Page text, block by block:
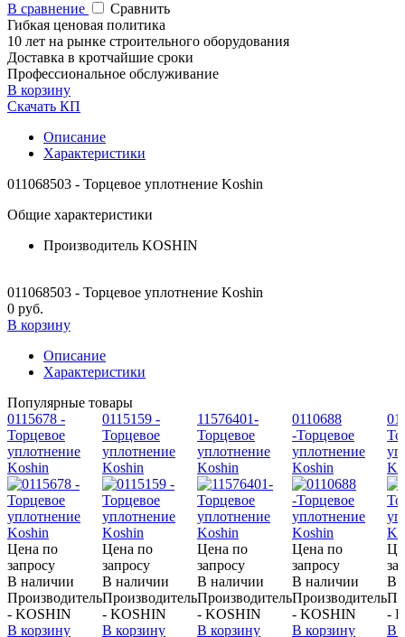
В сравнение
Сравнить
Гибкая ценовая политика
10 лет на рынке строительного оборудования
Доставка в кротчайшие сроки
Профессиональное обслуживание
В корзину
Скачать КП
Описание
Характеристики
011068503 - Торцевое уплотнение Koshin
Общие характеристики
Производитель KOSHIN
011068503 - Торцевое уплотнение Koshin
0 руб.
В корзину
Описание
Характеристики
Популярные товары
0115678 -
Торцевое
уплотнение
Koshin
Цена по
запросу
В наличии
Производитель
- KOSHIN
В корзину
0115159 -
Торцевое
уплотнение
Koshin
Цена по
запросу
В наличии
Производитель
- KOSHIN
В корзину
11576401-
Торцевое
уплотнение
Koshin
Цена по
запросу
В наличии
Производитель
- KOSHIN
В корзину
0110688
-Торцевое
уплотнение
Koshin
Цена по
запросу
В наличии
Производитель
- KOSHIN
В корзину
В
-
В